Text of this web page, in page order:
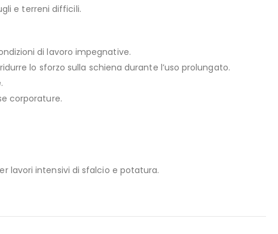
e terreni difficili.
di lavoro impegnative.
lo sforzo sulla schiena durante l’uso prolungato.
corporature.
lavori intensivi di sfalcio e potatura.